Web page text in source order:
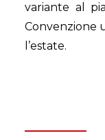
variante al
Convenzione
l’estate.